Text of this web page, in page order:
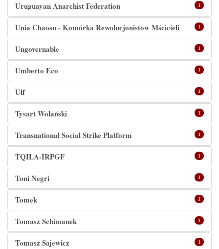
Uruguayan Anarchist Federation 1
Unia Chaosu - Komórka Rewolucjonistów Mścicieli 1
Ungovernable 1
Umberto Eco 1
Ulf 1
Tysart Wolański 1
Transnational Social Strike Platform 1
TQILA-IRPGF 1
Toni Negri 1
Tomek 1
Tomasz Schimanek 1
Tomasz Sajewicz 1